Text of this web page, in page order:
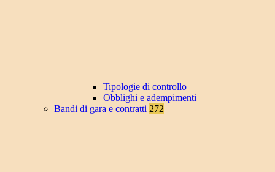
Tipologie di controllo
Obblighi e adempimenti
Bandi di gara e contratti 272